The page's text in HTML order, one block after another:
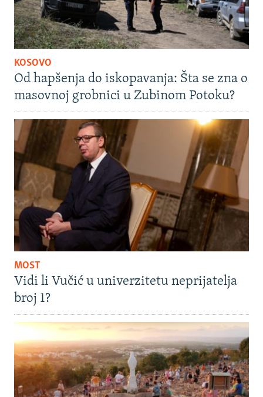
KOSOVO
Od hapšenja do iskopavanja: Šta se zna o
masovnoj grobnici u Zubinom Potoku?
MOST
Vidi li Vučić u univerzitetu neprijatelja
broj 1?